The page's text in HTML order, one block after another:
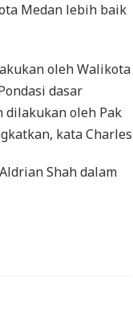
Medan lebih baik
oleh Walikota
dasar
oleh Pak
kata Charles
Shah dalam